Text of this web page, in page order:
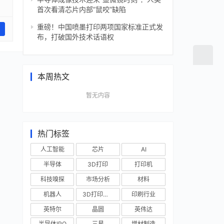
首次看清芯片内部“鼠咬”缺陷
重磅！中国喷墨打印两项国家标准正式发
布，打破国外技术话语权
本周热文
暂无内容
热门标签
人工智能 芯片
AI
半导体
3D打印
打印机
科技嗅探
市场分析
材料
机器人
3D打印技术
印刷行业
英特尔
晶圆
英伟达